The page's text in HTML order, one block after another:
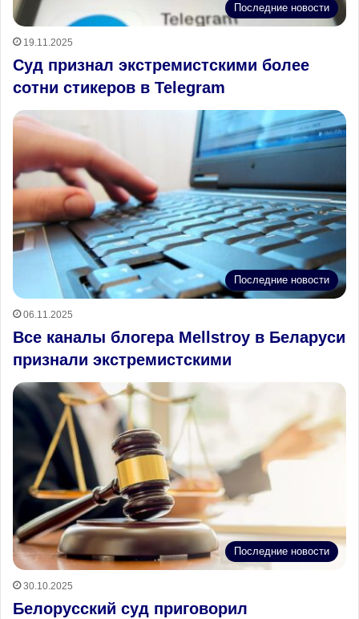
Последние новости
19.11.2025
Суд признал экстремистскими более
сотни стикеров в Telegram
Последние новости
06.11.2025
Все каналы блогера Mellstroy в Беларуси
признали экстремистскими
Последние новости
30.10.2025
Белорусский суд приговорил